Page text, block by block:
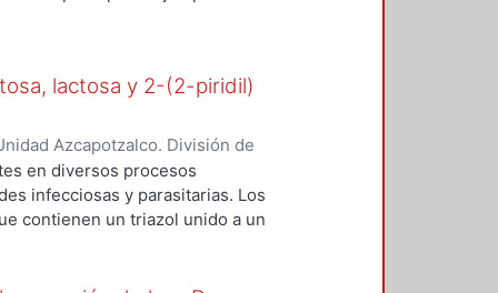
consecuencia iniciar o frenar
alrededor de este. En el
molecular a partir de dos
de un carbohidrato (α-
las cuales están unidas a través
química click CuAAC
lactosa y 2-(2-piridil)
Azcapotzalco. División de
Elsie; Lomas Romero,
Enrique
en diversos procesos
infecciosas y parasitarias. Los
contienen un triazol unido a un
a la estructura del mismo